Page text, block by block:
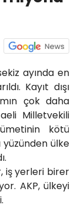
ayında en
Kayıt dışı
çok daha
Milletvekili
kötü
ülke
iş yerleri birer
AKP, ülkeyi
No:17/4 İzmit-